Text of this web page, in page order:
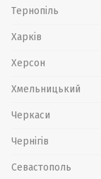
Тернопіль
Харків
Херсон
Хмельницький
Черкаси
Чернігів
Севастополь